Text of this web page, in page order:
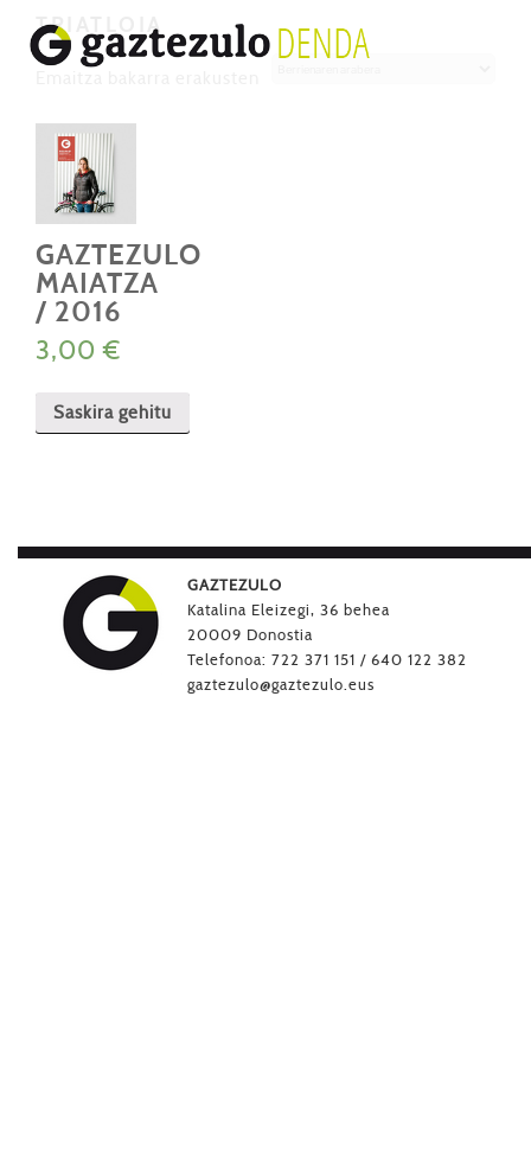
TRIATLOIA
GAZTEZULO
MAIATZA
/ 2016
3,00€
Saskira gehitu
GAZTEZULO
Katalina Eleizegi, 36 behea
20009 Donostia
Telefonoa: 722 371 151 / 640 122 382
gaztezulo@gaztezulo.eus